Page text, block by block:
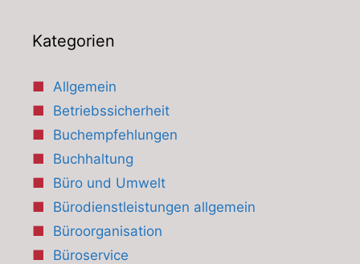
Kategorien
Allgemein
Betriebssicherheit
Buchempfehlungen
Buchhaltung
Büro und Umwelt
Bürodienstleistungen allgemein
Büroorganisation
Büroservice